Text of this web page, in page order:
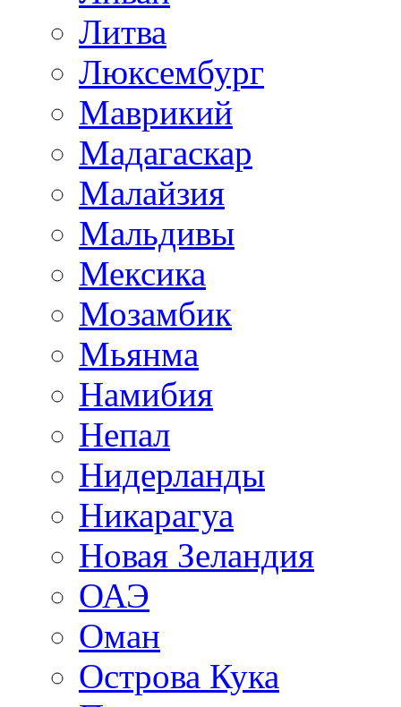
Литва
Люксембург
Маврикий
Мадагаскар
Малайзия
Мальдивы
Мексика
Мозамбик
Мьянма
Намибия
Непал
Нидерланды
Никарагуа
Новая Зеландия
ОАЭ
Оман
Острова Кука